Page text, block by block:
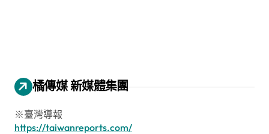
橘傳媒 新媒體集團
※臺灣導報
https://taiwanreports.com/